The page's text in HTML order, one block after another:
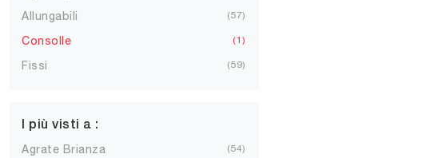
Allungabili 57
Consolle 1
Fissi 59
I più visti a :
Agrate Brianza 54